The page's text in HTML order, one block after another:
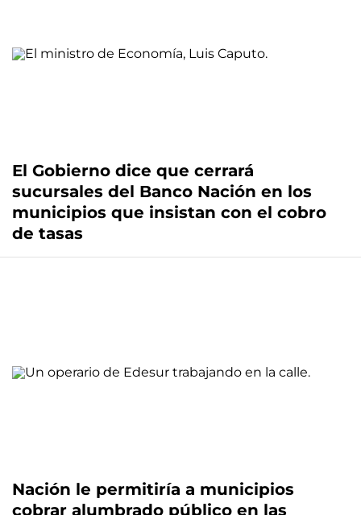
El Gobierno dice que cerrará
sucursales del Banco Nación en los
municipios que insistan con el cobro
de tasas
Nación le permitiría a municipios
cobrar alumbrado público en las